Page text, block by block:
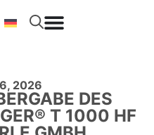
2026
DES
T 1000 HF